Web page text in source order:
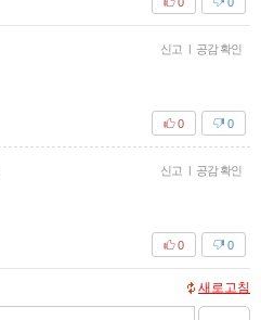
신고 | 공감 확인
0
0
신고 | 공감 확인
0
0
새로고침